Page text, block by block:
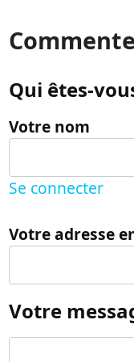
Qui êtes-
Votre nom
Se connecter
Votre adresse
Votre